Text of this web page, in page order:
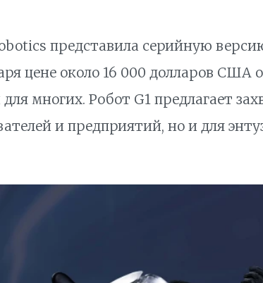
представила серийную
цене около 16 000 долларов США
многих. Робот G1 предлагает
и предприятий, но и для